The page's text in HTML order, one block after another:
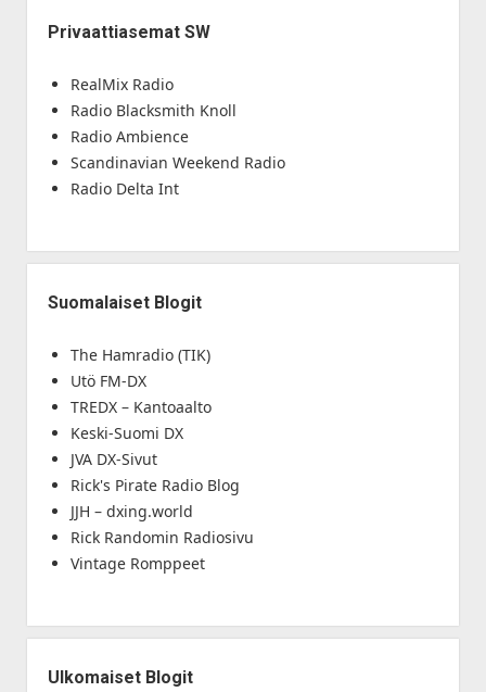
Privaattiasemat SW
RealMix Radio
Radio Blacksmith Knoll
Radio Ambience
Scandinavian Weekend Radio
Radio Delta Int
Suomalaiset Blogit
The Hamradio (TIK)
Utö FM-DX
TREDX – Kantoaalto
Keski-Suomi DX
JVA DX-Sivut
Rick's Pirate Radio Blog
JJH – dxing.world
Rick Randomin Radiosivu
Vintage Romppeet
Ulkomaiset Blogit